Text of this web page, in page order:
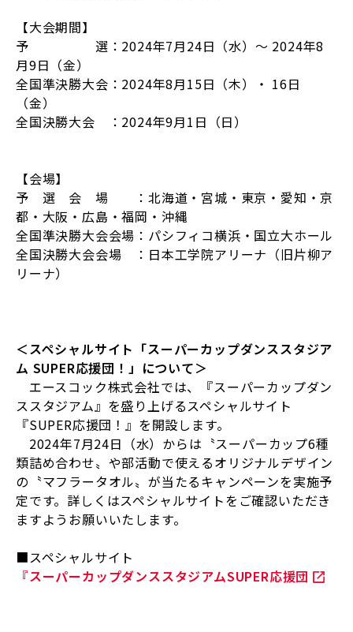
【大会期間】
予 選： 2024年7月24日（水）～ 2024年8
月9日（金）
全国準決勝大会： 2024年8月15日（木）・ 16日
（金）
全国決勝大会 ： 2024年9月1 日（日）
【会場】
予 選 会 場 ：北海道・宮城・東京・愛知・京
都・大阪・広島・福岡・沖縄
全国準決勝大会会場：パシフィコ横浜・国立大ホール
全国決勝大会会場 ：日本工学院アリーナ（旧片柳ア
リーナ）
＜スペシャルサイト「スーパーカップダンススタジア
ム SUPER応援団！」について＞
エースコック株式会社では、『スーパーカップダン
ススタジアム』を盛り上げるスペシャルサイト
『SUPER応援団！』を開設します。
2024年7月24日（水）からは〝スーパーカップ6種
類詰め合わせ〟や部活動で使えるオリジナルデザイン
の〝マフラータオル〟が当たるキャンペーンを実施予
定です。詳しくはスペシャルサイトをご確認いただき
ますようお願いいたします。
■スペシャルサイト
『スーパーカップダンススタジアムSUPER応援団